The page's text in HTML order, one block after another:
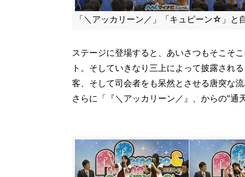
「＼アッカリーン／」「キュピーン☆」と
ステージに登場すると、あいさつもそこそ
ト。そしていきなり三上によって披露され
客、そして司会者をも呆然とさせる唐突な
さらに「『＼アッカリーン／』、からの"通